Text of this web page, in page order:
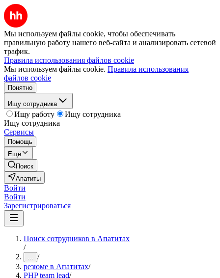
Мы используем файлы cookie, чтобы обеспечивать
правильную работу нашего веб-сайта и анализировать сетевой
трафик.
Правила использования файлов cookie
Мы используем файлы cookie. Правила использования
файлов cookie
Понятно
Ищу сотрудника
Ищу работу
Ищу сотрудника
Ищу сотрудника
Сервисы
Помощь
Ещё
Поиск
Апатиты
Войти
Войти
Зарегистрироваться
Поиск сотрудников в Апатитах
/
... /
резюме в Апатитах/
PHP team lead/